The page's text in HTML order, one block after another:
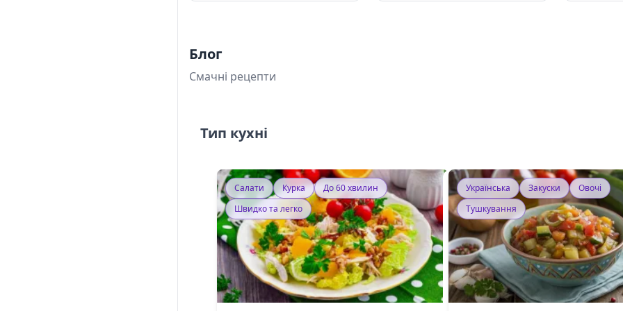
Блог
Смачні рецепти
Тип кухні
Салати Курка
До 60 хвилин
Швидко та легко
Українська Закуски
Овочі
Тушкування